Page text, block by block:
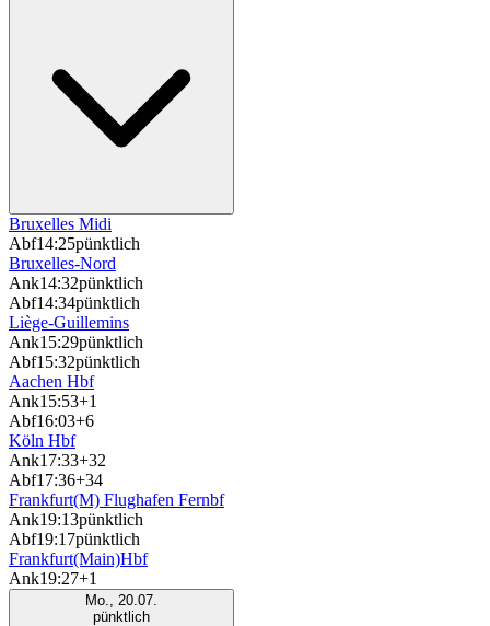
Bruxelles Midi
Abf14:25pünktlich
Bruxelles-Nord
Ank14:32pünktlich
Abf14:34pünktlich
Liège-Guillemins
Ank15:29pünktlich
Abf15:32pünktlich
Aachen Hbf
Ank15:53+1
Abf16:03+6
Köln Hbf
Ank17:33+32
Abf17:36+34
Frankfurt(M) Flughafen Fernbf
Ank19:13pünktlich
Abf19:17pünktlich
Frankfurt(Main)Hbf
Ank19:27+1
Mo., 20.07.
pünktlich